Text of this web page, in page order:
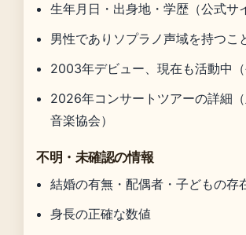
生年月日・出身地・学歴（公式サ
男性でありソプラノ声域を持つこ
2003年デビュー、現在も活動中（
2026年コンサートツアーの詳細
音楽協会）
不明・未確認の情報
結婚の有無・配偶者・子どもの存
身長の正確な数値